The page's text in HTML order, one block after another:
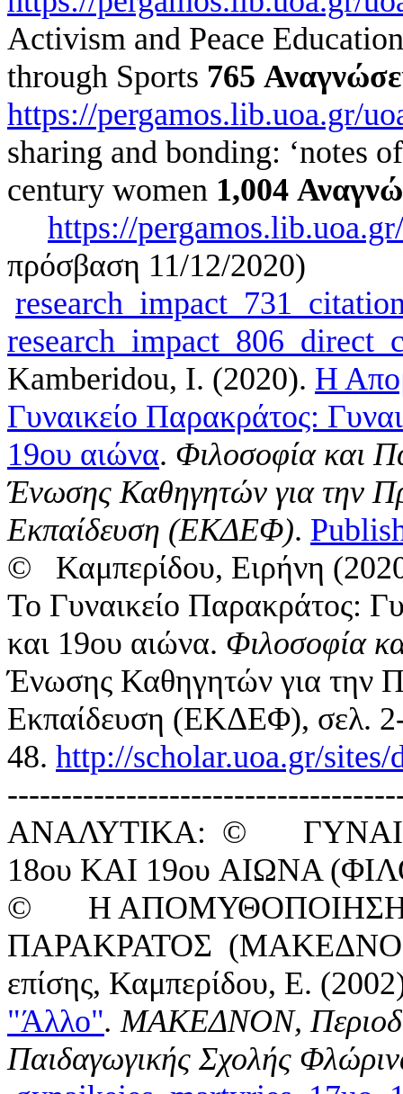
Activism and Peace
through Sports 765
https://pergamos.lib.uoa.gr/
sharing and bonding: ‘notes
century women 1,004
https://
πρόσβαση 11/12/2020)
Kamberidou, I. (2020). Η
Γυναικείο Παρακράτος:
19ου αιώνα. Φιλοσοφία και
Ένωσης Καθηγητών για την
Εκπαίδευση (ΕΚΔΕΦ).
© Καμπερίδου, Ειρήνη
Το Γυναικείο Παρακράτος:
και 19ου αιώνα. Φιλοσοφία
Ένωσης Καθηγητών για την
Εκπαίδευση (ΕΚΔΕΦ), σελ.
48. http://scholar.uoa.gr/
ΑΝΑΛΥΤΙΚΑ: ©
18ου ΚΑΙ 19ου ΑΙΩΝΑ
© Η ΑΠΟΜΥΘΟΠΟΙΗΣΗ
ΠΑΡΑΚΡΑΤΟΣ (ΜΑΚΕΔΝΟΝ,
επίσης, Καμπερίδου, Ε.
"Άλλο". ΜΑΚΕΔΝΟΝ,
Παιδαγωγικής Σχολής